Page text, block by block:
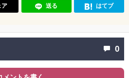
ア 送る はてブ
0